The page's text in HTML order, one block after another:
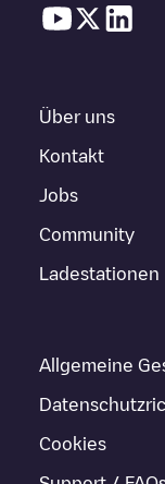
Über uns
Kontakt
Jobs
Community
Ladestationen
Allgemeine
Cookies